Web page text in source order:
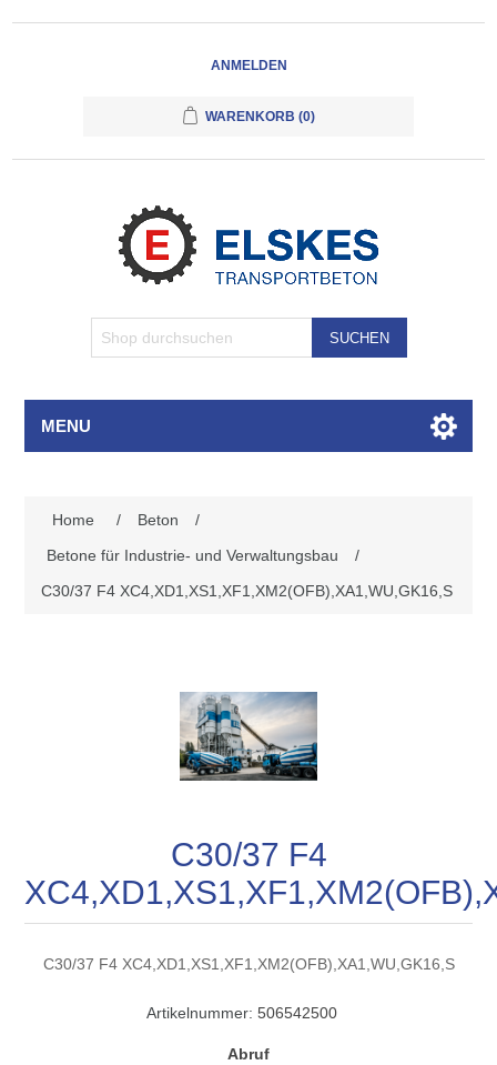
ANMELDEN
WARENKORB (0)
SUCHEN
MENU
Home / Beton
/
Betone für Industrie- und Verwaltungsbau
/
C30/37 F4 XC4,XD1,XS1,XF1,XM2(OFB),XA1,WU,GK16,S
C30/37 F4
C30/37 F4 XC4,XD1,XS1,XF1,XM2(OFB),XA1,WU,GK16,S
Artikelnummer: 506542500
Abruf